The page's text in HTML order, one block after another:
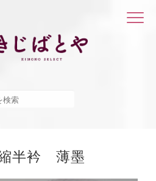
半衿 薄墨